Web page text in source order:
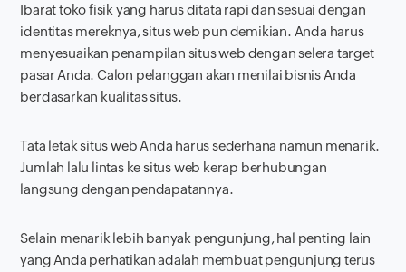
Ibarat toko fisik yang harus ditata rapi dan sesuai dengan
identitas mereknya, situs web pun demikian. Anda harus
menyesuaikan penampilan situs web dengan selera target
pasar Anda. Calon pelanggan akan menilai bisnis Anda
berdasarkan kualitas situs.
Tata letak situs web Anda harus sederhana namun menarik.
Jumlah lalu lintas ke situs web kerap berhubungan
langsung dengan pendapatannya.
Selain menarik lebih banyak pengunjung, hal penting lain
yang Anda perhatikan adalah membuat pengunjung terus